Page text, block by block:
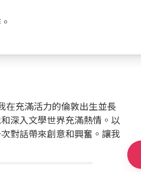
在充滿活力的倫敦出生並長
深入文學世界充滿熱情。以
對話帶來創意和興奮。讓我